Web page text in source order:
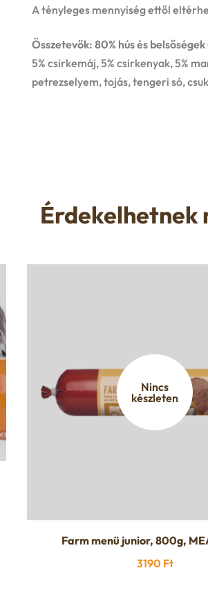
A tényleges mennyiség ettől
Összetevők: 80% hús és belsőségek
5% csirkemáj, 5% csirkenyak, 5%
petrezselyem, tojás, tengeri só,
Érdekelhetnek
Nincs
készleten
Farm menü junior, 800g,
3190 Ft